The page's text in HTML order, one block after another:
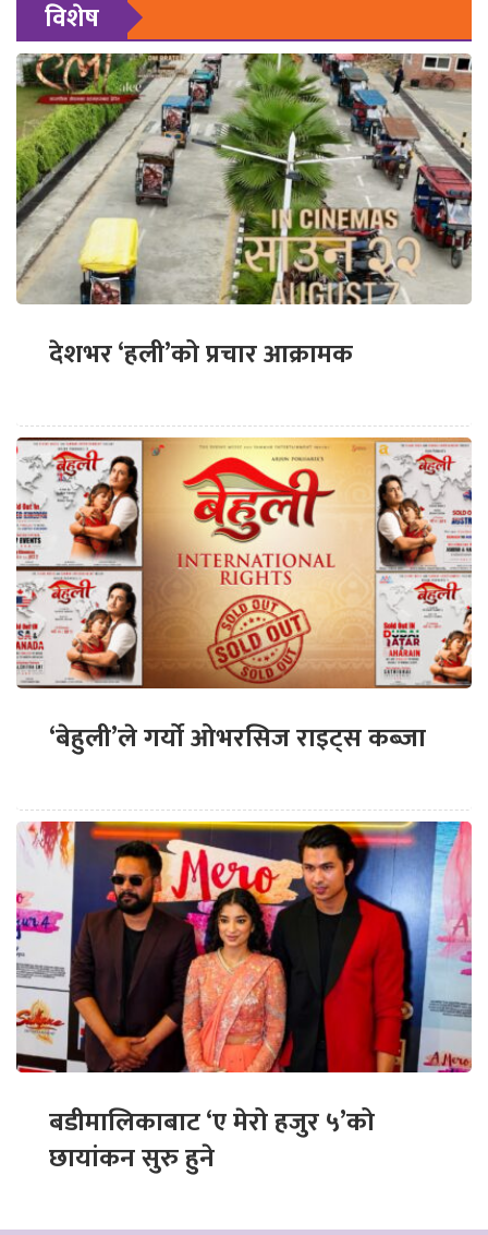
विशेष
देशभर ‘हली’को प्रचार आक्रामक
‘बेहुली’ले गर्यो ओभरसिज राइट्स कब्जा
बडीमालिकाबाट ‘ए मेरो हजुर ५’को
छायांकन सुरु हुने